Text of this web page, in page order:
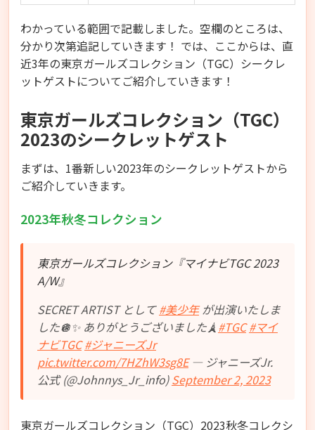
わかっている範囲で記載しました。空欄のところは、
分かり次第追記していきます！ では、ここからは、直
近3年の東京ガールズコレクション（TGC）シークレ
ットゲストについてご紹介していきます！
東京ガールズコレクション（TGC）
2023のシークレットゲスト
まずは、1番新しい2023年のシークレットゲストから
ご紹介していきます。
2023年秋冬コレクション
東京ガールズコレクション『マイナビTGC 2023
A/W』
SECRET ARTIST として#美少年が出演いたしま
した🪩✨ ありがとうございました🗼 #TGC #マイ
ナビTGC #ジャニーズJr
pic.twitter.com/7HZhW3sg8E— ジャニーズJr.
公式 (@Johnnys_Jr_info)September 2, 2023
東京ガールズコレクション（TGC）2023秋冬コレクシ